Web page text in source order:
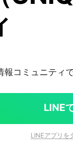
コミュニティ
LINE
LINEアプリを